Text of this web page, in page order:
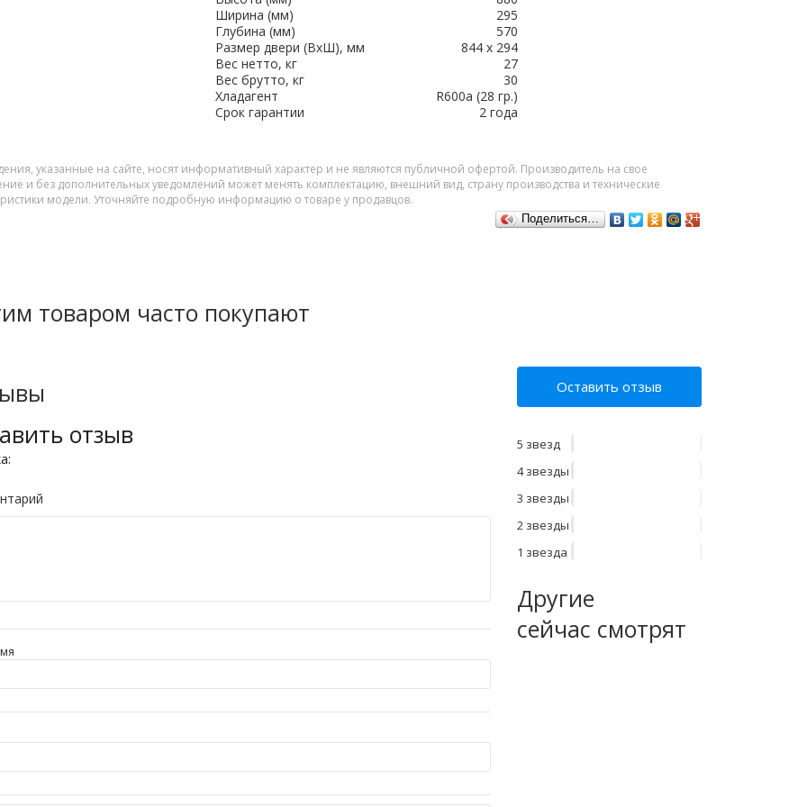
Ширина (мм)
295
Глубина (мм)
570
Размер двери (ВхШ), мм
844 х 294
Вес нетто, кг
27
Вес брутто, кг
30
Хладагент
R600a (28 гр.)
Срок гарантии
2 года
указанные на сайте, носят информативный характер и не являются публичной офертой. Производитель на свое
и без дополнительных уведомлений может менять комплектацию, внешний вид, страну производства и технические
модели. Уточняйте подробную информацию о товаре у продавцов.
Поделиться…
товаром часто покупают
отзыв
Оставить отзыв
5 звезд
4 звезды
3 звезды
2 звезды
1 звезда
Другие
сейчас смотрят